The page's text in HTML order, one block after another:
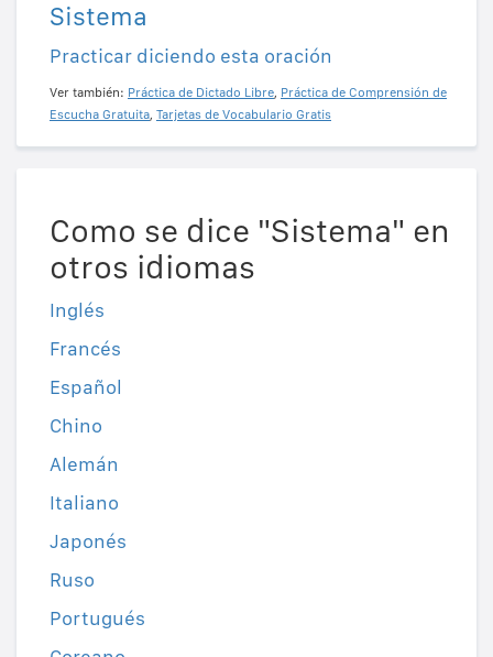
Sistema
Practicar diciendo esta oración
Ver también: Práctica de Dictado Libre, Práctica de Comprensión de
Escucha Gratuita, Tarjetas de Vocabulario Gratis
Como se dice "Sistema" en
otros idiomas
Inglés
Francés
Español
Chino
Alemán
Italiano
Japonés
Ruso
Portugués